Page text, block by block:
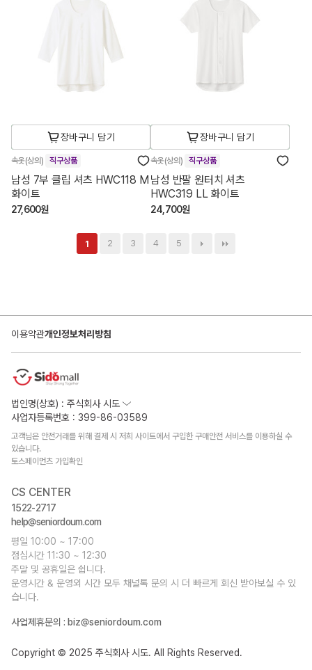
장바구니 담기
속옷(상의) 직구상품
남성 7부 클립 셔츠 HWC118 M
화이트
27,600원
장바구니 담기
속옷(상의) 직구상품
남성 반팔 원터치 셔츠
HWC319 LL 화이트
24,700원
1 2 3 4 5
이용약관개인정보처리방침
법인명(상호) : 주식회사 시도
사업자등록번호 : 399-86-03589
고객님은 안전거래를 위해 결제 시 저희 사이트에서 구입한 구매안전 서비스를 이용하실 수
있습니다.
토스페이먼츠 가입확인
CS CENTER
1522-2717
help@seniordoum.com
평일 10:00 ~ 17:00
점심시간 11:30 ~ 12:30
주말 및 공휴일은 쉽니다.
운영시간 & 운영외 시간 모두 채널톡 문의 시 더 빠르게 회신 받아보실 수 있
습니다.
사업제휴문의 : biz@seniordoum.com
Copyright © 2025 주식회사 시도. All Rights Reserved.